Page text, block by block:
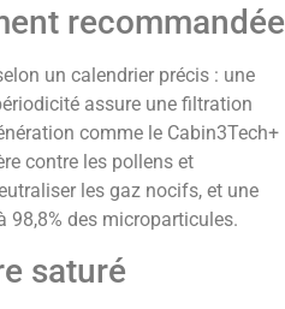
recommandée
un calendrier précis : une
assure une filtration
comme le Cabin3Tech+
contre les pollens et
les gaz nocifs, et une
98,8% des microparticules.
saturé